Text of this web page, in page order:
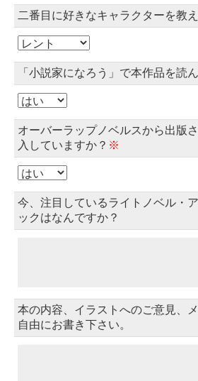
二番目に好きなキャラクターを教え
「小説家になろう」で本作品を読
オーバーラップノベルスから出版
入していますか？ ※
今、注目しているライトノベル・
ックはなんですか？
本の内容、イラストへのご意見、
自由にお書き下さい。